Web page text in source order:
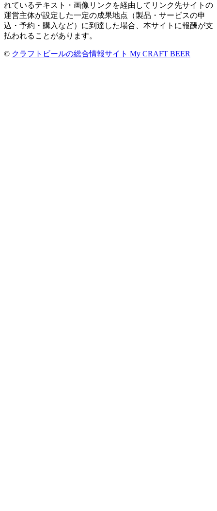
れているテキスト・画像リンクを経由してリンク先サイトの
運営主体が設定した一定の成果地点（製品・サービスの申
込・予約・購入など）に到達した場合、本サイトに報酬が支
払われることがあります。
© クラフトビールの総合情報サイト My CRAFT BEER